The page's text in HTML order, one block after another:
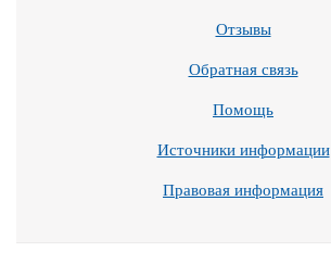
Отзывы
Обратная связь
Помощь
Источники информации
Правовая информация